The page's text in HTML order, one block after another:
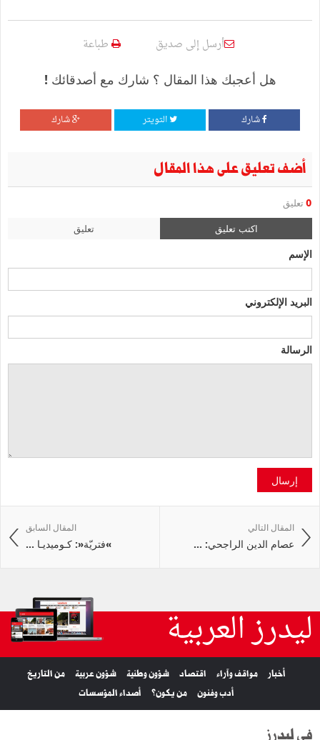
أرسل إلى صديق طباعة
هل أعجبك هذا المقال ؟ شارك مع أصدقائك !
شارك التويتر شارك
أضف تعليق على هذا المقال
0 تعليق
اكتب تعليق تعليق
الإسم
البريد الإلكتروني
الرسالة
إرسال
المقال السابق
»فتريّة«: كـوميديـا ...
المقال التالي
عصام الدين الراجحي: ...
ليدرز العربية
أخبار مواقف وآراء اقتصاد شؤون وطنية شؤون عربية
من التاريخ
أدب وفنون
من يكون؟ أصداء المؤسسات
في ليدرز